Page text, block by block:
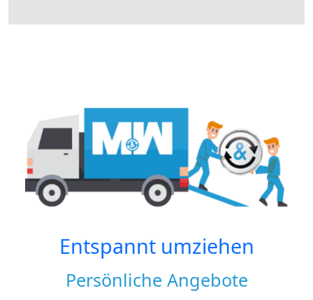
Entspannt umziehen
Persönliche Angebote